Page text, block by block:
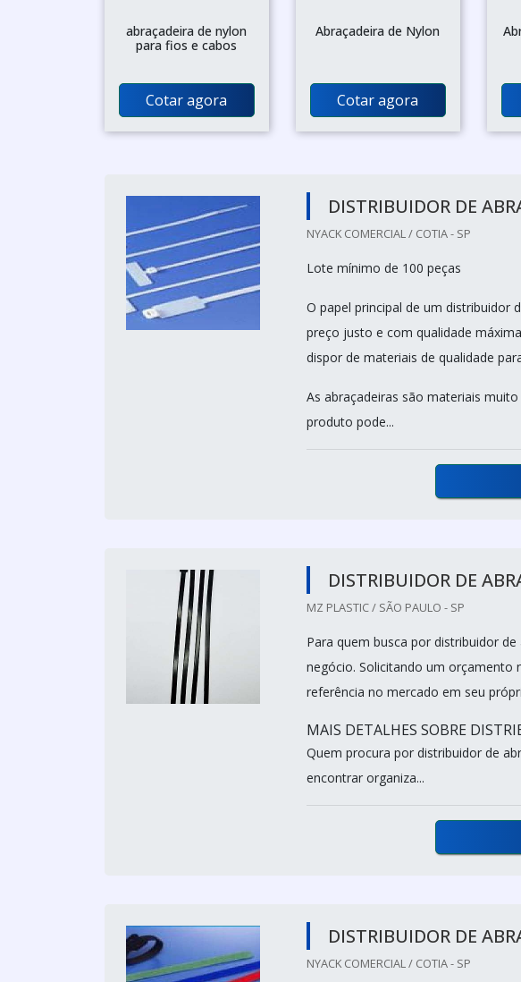
abraçadeira de nylon
para fios e cabos
Cotar agora
Abraçadeira de Nylon
Cotar agora
DISTRIBUIDOR DE
NYACK COMERCIAL / COTIA - SP
Lote mínimo de 100 peças
O papel principal de um distribuidor
preço justo e com qualidade
dispor de materiais de qualidade
As abraçadeiras são materiais
produto pode...
DISTRIBUIDOR DE
MZ PLASTIC / SÃO PAULO - SP
Para quem busca por distribuidor
negócio. Solicitando um orçamento
referência no mercado em seu
MAIS DETALHES SOBRE
Quem procura por distribuidor de
encontrar organiza...
DISTRIBUIDOR DE
NYACK COMERCIAL / COTIA - SP